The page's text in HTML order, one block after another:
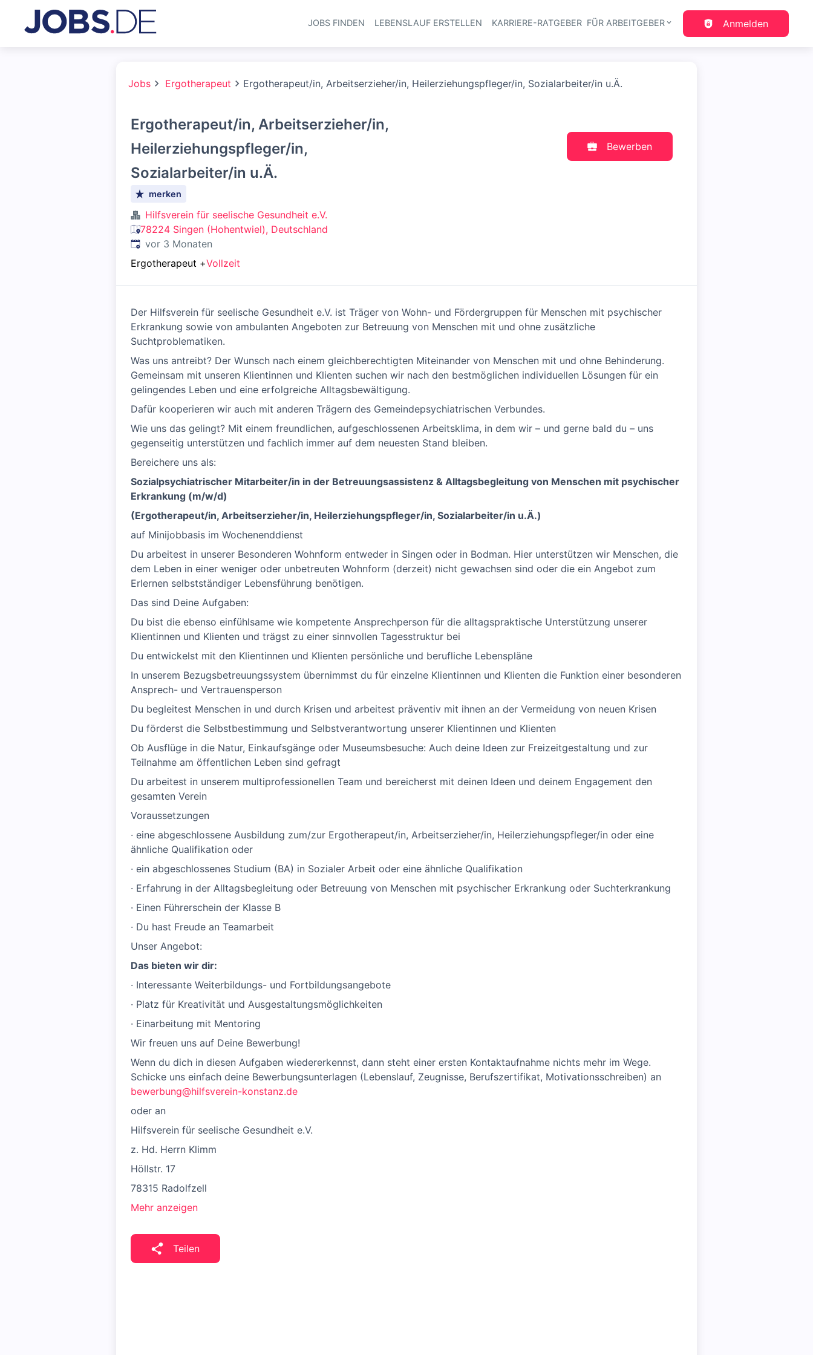
Haupt-Navigation
JOBS FINDEN LEBENSLAUF ERSTELLEN KARRIERE-RATGEBER FÜR ARBEITGEBER Anmelden
Jobs Ergotherapeut Ergotherapeut/in, Arbeitserzieher/in, Heilerziehungspfleger/in, Sozialarbeiter/in u.Ä.
Ergotherapeut/in, Arbeitserzieher/in,
Heilerziehungspfleger/in,
Sozialarbeiter/in u.Ä.
merken
Hilfsverein für seelische Gesundheit e.V.
78224 Singen (Hohentwiel), Deutschland
Veröffentlicht:
vor 3 Monaten
Ergotherapeut +Vollzeit
Bewerben
Der Hilfsverein für seelische Gesundheit e.V. ist Träger von Wohn- und Fördergruppen für Menschen mit psychischer
Erkrankung sowie von ambulanten Angeboten zur Betreuung von Menschen mit und ohne zusätzliche
Suchtproblematiken.
Was uns antreibt? Der Wunsch nach einem gleichberechtigten Miteinander von Menschen mit und ohne Behinderung.
Gemeinsam mit unseren Klientinnen und Klienten suchen wir nach den bestmöglichen individuellen Lösungen für ein
gelingendes Leben und eine erfolgreiche Alltagsbewältigung.
Dafür kooperieren wir auch mit anderen Trägern des Gemeindepsychiatrischen Verbundes.
Wie uns das gelingt? Mit einem freundlichen, aufgeschlossenen Arbeitsklima, in dem wir – und gerne bald du – uns
gegenseitig unterstützen und fachlich immer auf dem neuesten Stand bleiben.
Bereichere uns als:
Sozialpsychiatrischer Mitarbeiter/in in der Betreuungsassistenz & Alltagsbegleitung von Menschen mit psychischer
Erkrankung (m/w/d)
(Ergotherapeut/in, Arbeitserzieher/in, Heilerziehungspfleger/in, Sozialarbeiter/in u.Ä.)
auf Minijobbasis im Wochenenddienst
Du arbeitest in unserer Besonderen Wohnform entweder in Singen oder in Bodman. Hier unterstützen wir Menschen, die
dem Leben in einer weniger oder unbetreuten Wohnform (derzeit) nicht gewachsen sind oder die ein Angebot zum
Erlernen selbstständiger Lebensführung benötigen.
Das sind Deine Aufgaben:
Du bist die ebenso einfühlsame wie kompetente Ansprechperson für die alltagspraktische Unterstützung unserer
Klientinnen und Klienten und trägst zu einer sinnvollen Tagesstruktur bei
Du entwickelst mit den Klientinnen und Klienten persönliche und berufliche Lebenspläne
In unserem Bezugsbetreuungssystem übernimmst du für einzelne Klientinnen und Klienten die Funktion einer besonderen
Ansprech- und Vertrauensperson
Du begleitest Menschen in und durch Krisen und arbeitest präventiv mit ihnen an der Vermeidung von neuen Krisen
Du förderst die Selbstbestimmung und Selbstverantwortung unserer Klientinnen und Klienten
Ob Ausflüge in die Natur, Einkaufsgänge oder Museumsbesuche: Auch deine Ideen zur Freizeitgestaltung und zur
Teilnahme am öffentlichen Leben sind gefragt
Du arbeitest in unserem multiprofessionellen Team und bereicherst mit deinen Ideen und deinem Engagement den
gesamten Verein
Voraussetzungen
· eine abgeschlossene Ausbildung zum/zur Ergotherapeut/in, Arbeitserzieher/in, Heilerziehungspfleger/in oder eine
ähnliche Qualifikation oder
· ein abgeschlossenes Studium (BA) in Sozialer Arbeit oder eine ähnliche Qualifikation
· Erfahrung in der Alltagsbegleitung oder Betreuung von Menschen mit psychischer Erkrankung oder Suchterkrankung
· Einen Führerschein der Klasse B
· Du hast Freude an Teamarbeit
Unser Angebot:
Das bieten wir dir:
· Interessante Weiterbildungs- und Fortbildungsangebote
· Platz für Kreativität und Ausgestaltungsmöglichkeiten
· Einarbeitung mit Mentoring
Wir freuen uns auf Deine Bewerbung!
Wenn du dich in diesen Aufgaben wiedererkennst, dann steht einer ersten Kontaktaufnahme nichts mehr im Wege.
Schicke uns einfach deine Bewerbungsunterlagen (Lebenslauf, Zeugnisse, Berufszertifikat, Motivationsschreiben) an
bewerbung@hilfsverein-konstanz.de
oder an
Hilfsverein für seelische Gesundheit e.V.
z. Hd. Herrn Klimm
Höllstr. 17
78315 Radolfzell
Mehr anzeigen
Teilen